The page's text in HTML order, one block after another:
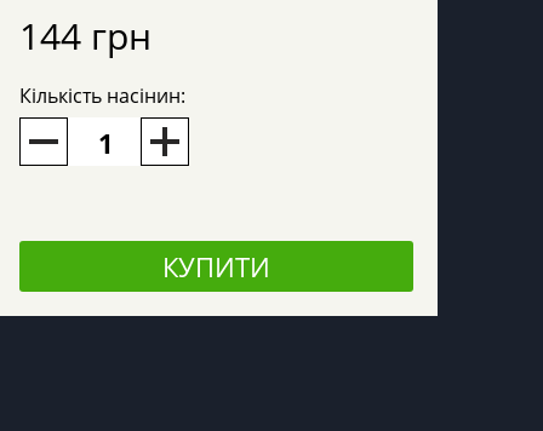
144 грн
Кількість насінин:
КУПИТИ